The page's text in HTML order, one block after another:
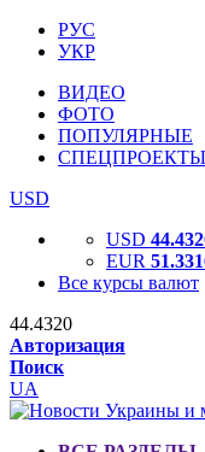
РУС
УКР
ВИДЕО
ФОТО
ПОПУЛЯРНЫЕ
СПЕЦПРОЕКТЫ
USD
USD
EUR
Все курсы валют
44.4320
Авторизация
Поиск
UA